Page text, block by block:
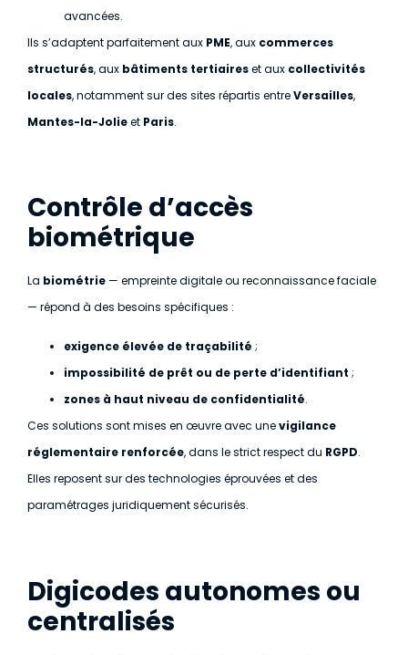
avancées.
Ils s’adaptent parfaitement aux PME, aux commerces
structurés, aux bâtiments tertiaireset aux collectivités
locales, notamment sur des sites répartis entreVersailles,
Mantes-la-Jolieet Paris.
Contrôle d’accès
biométrique
La biométrie— empreinte digitale ou reconnaissance faciale
— répond à des besoins spécifiques :
exigence élevée de traçabilité ;
impossibilité de prêt ou de perte d’identifiant ;
zones à haut niveau de confidentialité.
Ces solutions sont mises en œuvre avec unevigilance
réglementaire renforcée, dans le strict respect du RGPD.
Elles reposent sur des technologies éprouvées et des
paramétrages juridiquement sécurisés.
Digicodes autonomes ou
centralisés